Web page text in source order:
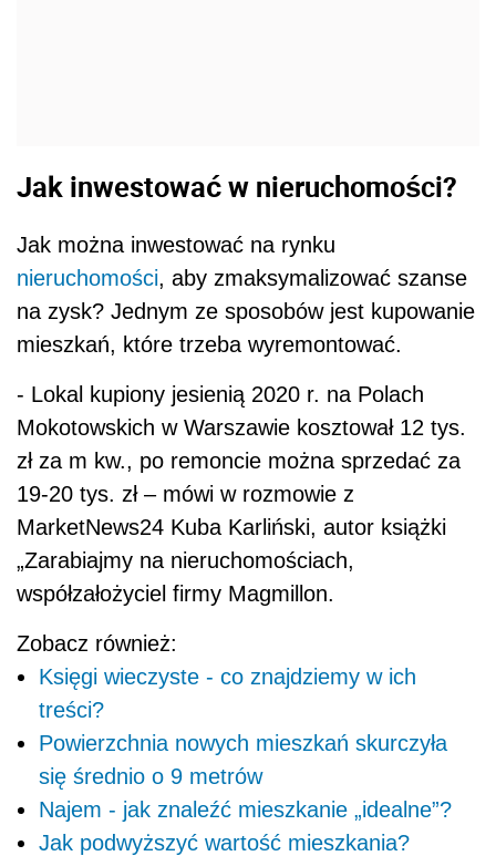
Jak inwestować w nieruchomości?
Jak można inwestować na rynku
nieruchomości, aby zmaksymalizować szanse
na zysk? Jednym ze sposobów jest kupowanie
mieszkań, które trzeba wyremontować.
- Lokal kupiony jesienią 2020 r. na Polach
Mokotowskich w Warszawie kosztował 12 tys.
zł za m kw., po remoncie można sprzedać za
19-20 tys. zł – mówi w rozmowie z
MarketNews24 Kuba Karliński, autor książki
„Zarabiajmy na nieruchomościach,
współzałożyciel firmy Magmillon.
Zobacz również:
Księgi wieczyste - co znajdziemy w ich
treści?
Powierzchnia nowych mieszkań skurczyła
się średnio o 9 metrów
Najem - jak znaleźć mieszkanie „idealne”?
Jak podwyższyć wartość mieszkania?